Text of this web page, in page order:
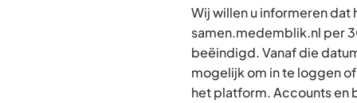
Wij willen u informeren dat
samen.medemblik.nl per
beëindigd. Vanaf die
mogelijk om in te loggen
het platform. Accounts en